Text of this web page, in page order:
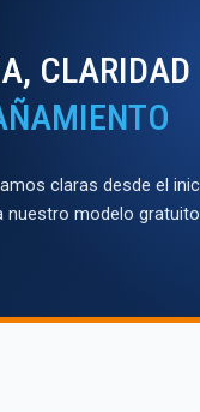
CLARIDAD
claras desde el
modelo